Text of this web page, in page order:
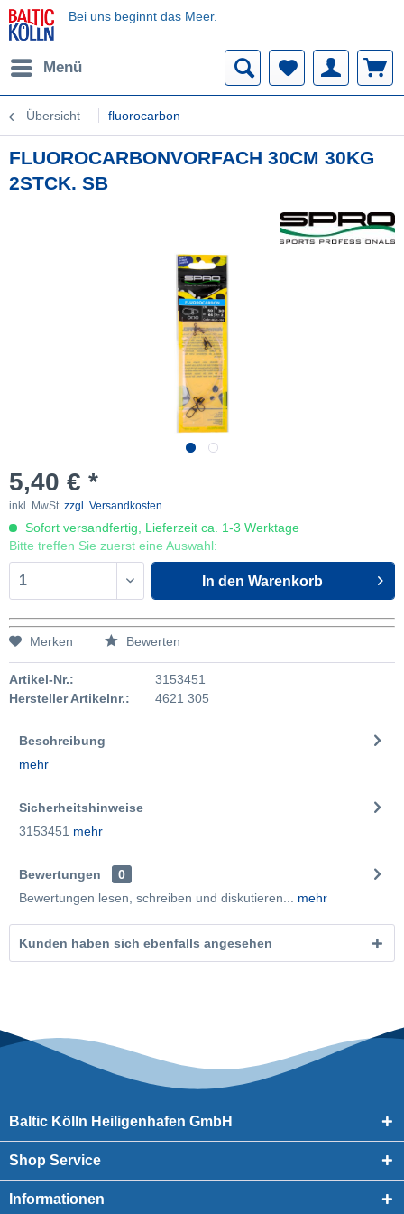
Bei uns beginnt das Meer.
Menü
Übersicht fluorocarbon
FLUOROCARBONVORFACH 30CM 30KG
2STCK. SB
5,40 € *
inkl. MwSt. zzgl. Versandkosten
Sofort versandfertig, Lieferzeit ca. 1-3 Werktage
Bitte treffen Sie zuerst eine Auswahl:
In den Warenkorb
Merken Bewerten
Artikel-Nr.:
3153451
Hersteller Artikelnr.:
4621 305
Beschreibung
mehr
Sicherheitshinweise
3153451 mehr
Bewertungen
0
Bewertungen lesen, schreiben und diskutieren...
mehr
Kunden haben sich ebenfalls angesehen
Baltic Kölln Heiligenhafen GmbH
Shop Service
Informationen